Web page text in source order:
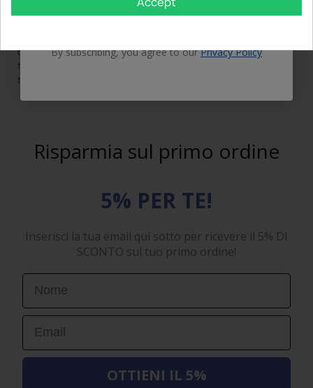
altissima precisione.
qualità per poter garantire una luce omogenea testando ikit lednel
faro della KIA Cerato questo per garantire una durata e una
temperatura di colore adeguata.
Risparmia sul primo ordine
5% PER TE!
Inserisci la tua email qui sotto per ricevere il 5% DI
SCONTO sul tuo primo ordine!
First Name
Email
OTTIENI IL 5%
GET 5% OFF
By subscribing, you agree to ourPrivacy Policy